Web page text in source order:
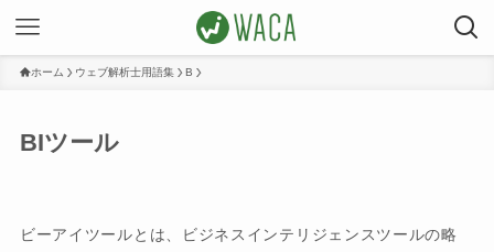
ホーム ウェブ解析士用語集 B
BIツール
ビーアイツールとは、ビジネスインテリジェンスツールの略